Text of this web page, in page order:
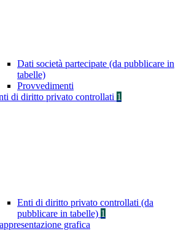
Dati società partecipate (da pubblicare in
tabelle)
Provvedimenti
di diritto privato controllati 1
Enti di diritto privato controllati (da
pubblicare in tabelle) 1
grafica